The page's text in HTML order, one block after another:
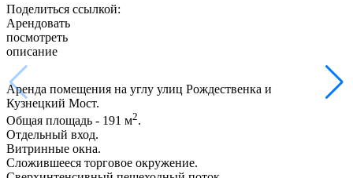
Поделиться ссылкой:
Арендовать
посмотреть
описание
Аренда помещения на углу улиц Рождественка и
Кузнецкий Мост.
Общая площадь - 191 м2.
Отдельный вход.
Витринные окна.
Сложившееся торговое окружение.